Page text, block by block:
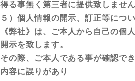
得る事無く第三者に提供致しません
５）個人情報の開示、訂正等につ
《弊社》は、ご本人から自己の個
開示を致します。
その際、ご本人である事が確認で
内容に誤りがあり